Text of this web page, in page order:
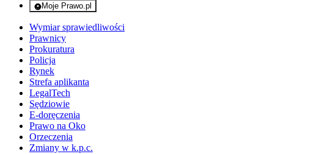
Moje Prawo.pl
- rejestracja i logowanie do serwisu
Wymiar sprawiedliwości
Prawnicy
Prokuratura
Policja
Rynek
Strefa aplikanta
LegalTech
Sędziowie
E-doręczenia
Prawo na Oko
Orzeczenia
Zmiany w k.p.c.